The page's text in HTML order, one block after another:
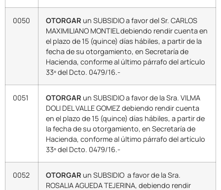
0050 OTORGAR un SUBSIDIO a favor del Sr. CARLOS
MAXIMILIANO MONTIEL debiendo rendir cuenta en
el plazo de 15 (quince) días hábiles, a partir de la
fecha de su otorgamiento, en Secretaría de
Hacienda, conforme al último párrafo del artículo
33º del Dcto. 0479/16.-
0051 OTORGAR un SUBSIDIO a favor de la Sra. VILMA
DOLI DEL VALLE GOMEZ debiendo rendir cuenta
en el plazo de 15 (quince) días hábiles, a partir de
la fecha de su otorgamiento, en Secretaría de
Hacienda, conforme al último párrafo del artículo
33º del Dcto. 0479/16.-
0052 OTORGAR un SUBSIDIO a favor de la Sra.
ROSALIA AGUEDA TEJERINA, debiendo rendir